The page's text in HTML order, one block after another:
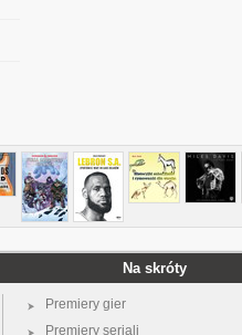
Na skróty
Premiery gier
Premiery seriali